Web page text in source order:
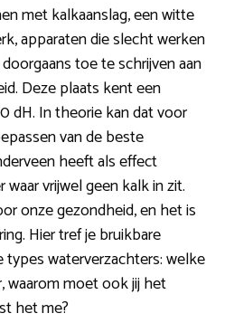
met kalkaanslag, een witte
apparaten die slecht werken
toe te schrijven aan
Deze plaats kent een
dH. In theorie kan dat voor
van de beste
heeft als effect
vrijwel geen kalk in zit.
onze gezondheid, en het is
Hier tref je bruikbare
types waterverzachters: welke
waarom moet ook jij het
het me?